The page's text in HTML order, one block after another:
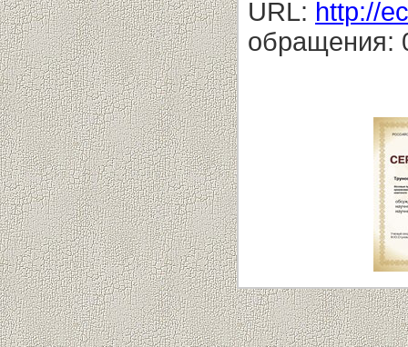
URL: http://
обращения: